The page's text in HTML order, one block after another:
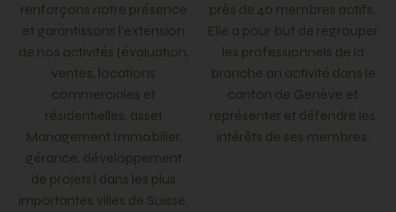
renforçons notre présence
et garantissons l’extension
de nos activités (évaluation,
ventes, locations
commerciales et
résidentielles, asset
Management Immobilier,
gérance, développement
de projets) dans les plus
importantes villes de Suisse,
près de 40 membres actifs.
Elle a pour but de regrouper
les professionnels de la
branche an activité dans le
canton de Genève et
représenter et défendre les
intérêts de ses membres.